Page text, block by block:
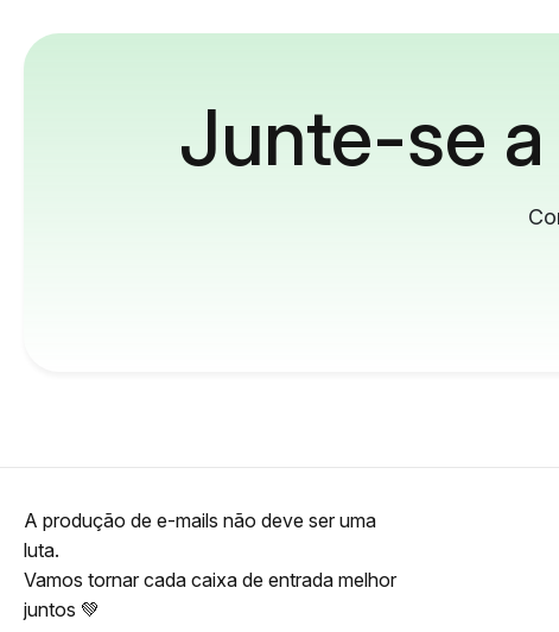
Junte-se a
A produção de e-mails não deve ser uma
luta.
Vamos tornar cada caixa de entrada melhor
juntos 💚